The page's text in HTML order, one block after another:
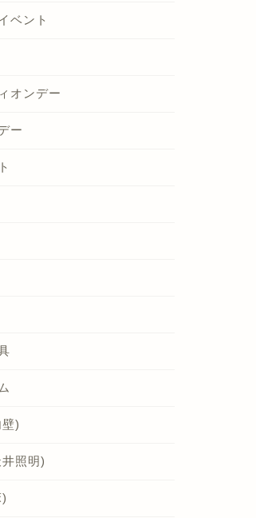
ベント
オンデー
ー
)
照明)